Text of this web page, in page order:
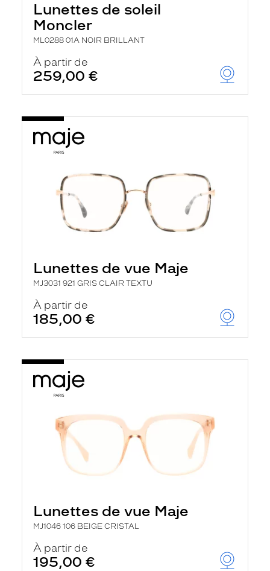
Lunettes de soleil
Moncler
ML0288 01A NOIR BRILLANT
À partir de
259,00 €
Lunettes de vue Maje
MJ3031 921 GRIS CLAIR TEXTU
À partir de
185,00 €
Lunettes de vue Maje
MJ1046 106 BEIGE CRISTAL
À partir de
195,00 €